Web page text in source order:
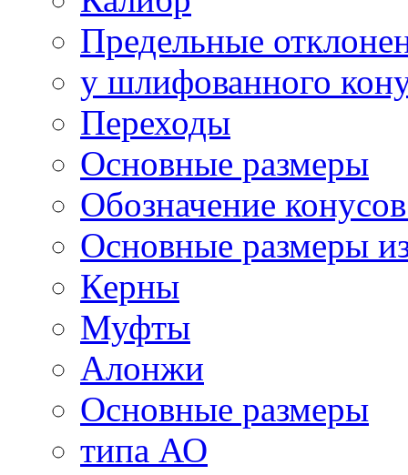
Предельные
у шлифованного
Переходы
Основные размеры
Обозначение
Основные размеры
Керны
Муфты
Алонжи
Основные размеры
типа АО